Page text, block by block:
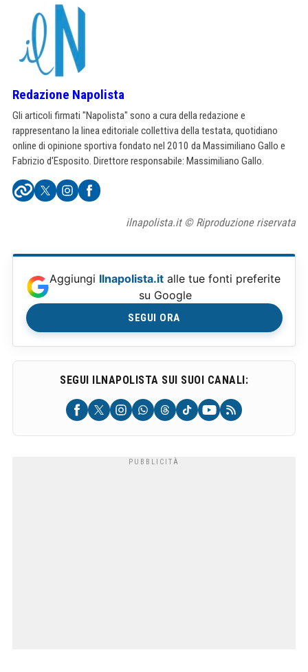
Redazione Napolista
Gli articoli firmati "Napolista" sono a cura della redazione e
rappresentano la linea editoriale collettiva della testata, quotidiano
online di opinione sportiva fondato nel 2010 da Massimiliano Gallo e
Fabrizio d'Esposito. Direttore responsabile: Massimiliano Gallo.
ilnapolista.it © Riproduzione riservata
Aggiungi Ilnapolista.it alle tue fonti preferite
su Google
SEGUI ORA
SEGUI ILNAPOLISTA SUI SUOI CANALI: